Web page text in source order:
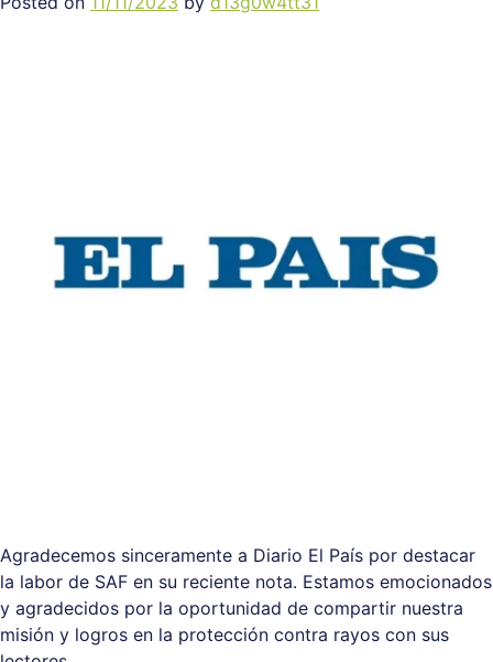
Agradecemos sinceramente a Diario El País por destacar
la labor de SAF en su reciente nota. Estamos emocionados
y agradecidos por la oportunidad de compartir nuestra
misión y logros en la protección contra rayos con sus